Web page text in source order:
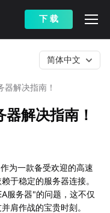
下 载
解决指南！
简体中文
解决指南！
为一款备受欢迎的高速
于稳定的服务器连接。
服务器"的问题，这不仅
肩作战的宝贵时刻。